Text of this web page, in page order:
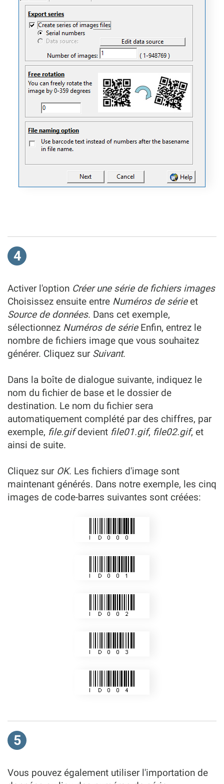
4
Activer l'option Créer une série de fichiers images
Choisissez ensuite entre Numéros de sérieet
Source de données. Dans cet exemple,
sélectionnez Numéros de sérieEnfin, entrez le
nombre de fichiers image que vous souhaitez
générer. Cliquez sur Suivant.
Dans la boîte de dialogue suivante, indiquez le
nom du fichier de base et le dossier de
destination. Le nom du fichier sera
automatiquement complété par des chiffres, par
exemple, file.gifdevient file01.gif, file02.gif, et
ainsi de suite.
Cliquez sur OK. Les fichiers d'image sont
maintenant générés. Dans notre exemple, les cinq
images de code-barres suivantes sont créées:
5
Vous pouvez également utiliser l'importation de